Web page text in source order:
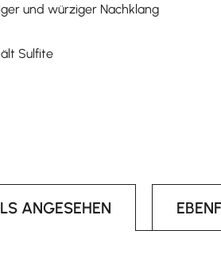
und würziger Nachklang
Sulfite
ANGESEHEN